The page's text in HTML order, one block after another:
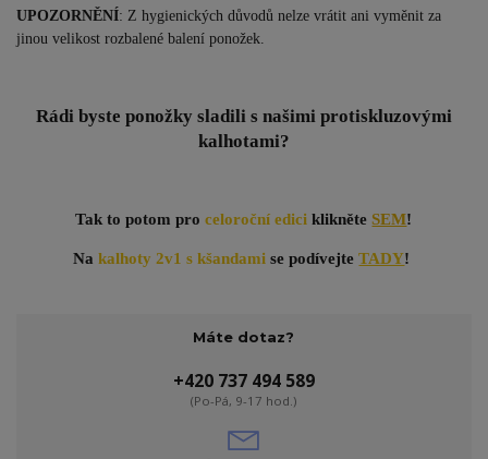
UPOZORNĚNÍ: Z hygienických důvodů nelze vrátit ani vyměnit za
jinou velikost rozbalené balení ponožek.
Rádi byste ponožky sladili s našimi protiskluzovými
kalhotami?
Tak to potom proceloroční edici klikněteSEM!
Nakalhoty 2v1 s kšandami se podívejteTADY!
Máte dotaz?
+420 737 494 589
(Po-Pá, 9-17 hod.)